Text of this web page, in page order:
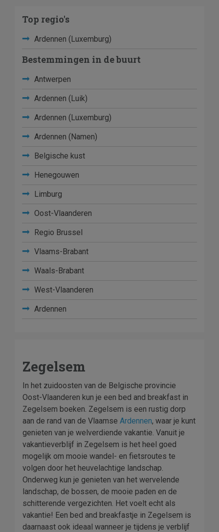
Top regio's
Ardennen (Luxemburg)
Bestemmingen in de buurt
Antwerpen
Ardennen (Luik)
Ardennen (Luxemburg)
Ardennen (Namen)
Belgische kust
Henegouwen
Limburg
Oost-Vlaanderen
Regio Brussel
Vlaams-Brabant
Waals-Brabant
West-Vlaanderen
Ardennen
Zegelsem
In het zuidoosten van de Belgische provincie
Oost-Vlaanderen kun je een bed and breakfast in
Zegelsem boeken. Zegelsem is een rustig dorp
aan de rand van de Vlaamse Ardennen, waar je kunt
genieten van je welverdiende vakantie. Vanuit je
vakantieverblijf in Zegelsem is het heel goed
mogelijk om mooie wandel- en fietsroutes te
volgen door het heuvelachtige landschap.
Onderweg kun je genieten van het wervelende
landschap, de bossen, de mooie paden en de
schitterende vergezichten. Het voelt echt als
vakantie! Een bed and breakfastje in Zegelsem is
daarnaast ook ideaal wanneer je tijdens je verblijf